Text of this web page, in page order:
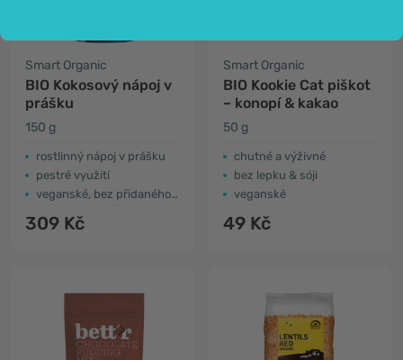
Smart Organic
BIO Kokosový nápoj v
prášku
150 g
rostlinný nápoj v prášku
pestré využití
veganské, bez přidaného cukru
309 Kč
Smart Organic
BIO Kookie Cat piškot
– konopí & kakao
50 g
chutné a výživné
bez lepku & sóji
veganské
49 Kč